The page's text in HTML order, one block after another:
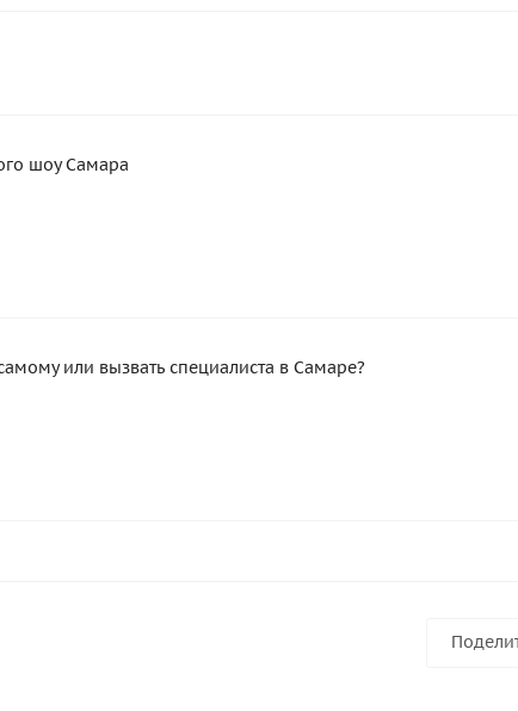
шоу Самара
или вызвать специалиста в Самаре?